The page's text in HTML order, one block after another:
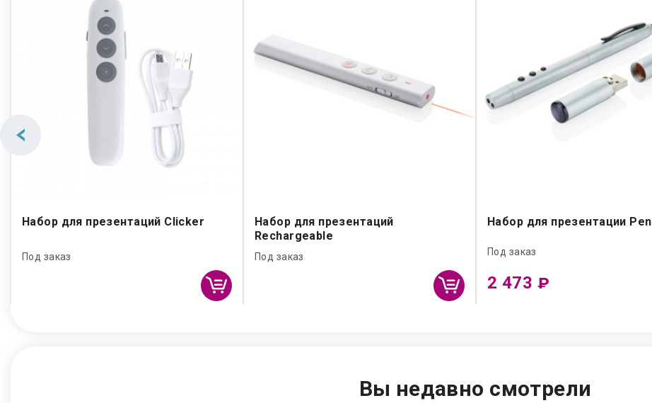
Набор для презентаций Clicker
Под заказ
Набор для презентаций
Rechargeable
Под заказ
Набор для презентации Pen
Под заказ
2 473 ₽
Вы недавно смотрели